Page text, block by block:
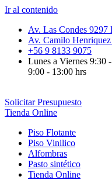
Ir al contenido
Av. Las Condes 9297
Av. Camilo
+56 9 8133 9075
Lunes a Viernes 9:30
9:00 - 13:00 hrs
Solicitar Presupuesto
Tienda Online
Piso Flotante
Piso Vinilico
Alfombras
Pasto sintético
Tienda Online